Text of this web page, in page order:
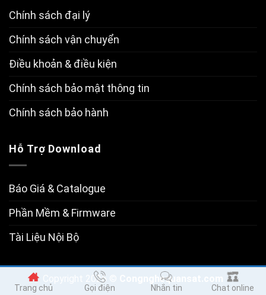
Chính sách đại lý
Chính sách vận chuyển
Điều khoản & điều kiện
Chính sách bảo mật thông tin
Chính sách bảo hành
Hỗ Trợ Download
Báo Giá & Catalogue
Phần Mềm & Firmware
Tài Liệu Nội Bộ
Copyright 2026 © Congnghequansat.com
Trang chủ Gọi điện Nhắn tin Chat online